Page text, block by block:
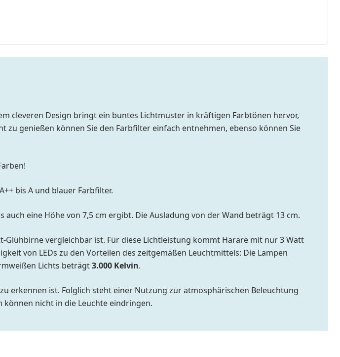
cleveren Design bringt ein buntes Lichtmuster in kräftigen Farbtönen hervor,
genießen können Sie den Farbfilter einfach entnehmen, ebenso können Sie
bis A und blauer Farbfilter.
eine Höhe von 7,5 cm ergibt. Die Ausladung von der Wand beträgt 13 cm.
vergleichbar ist. Für diese Lichtleistung kommt Harare mit nur 3 Watt
von LEDs zu den Vorteilen des zeitgemäßen Leuchtmittels: Die Lampen
Lichts beträgt3.000 Kelvin.
erkennen ist. Folglich steht einer Nutzung zur atmosphärischen Beleuchtung
nicht in die Leuchte eindringen.